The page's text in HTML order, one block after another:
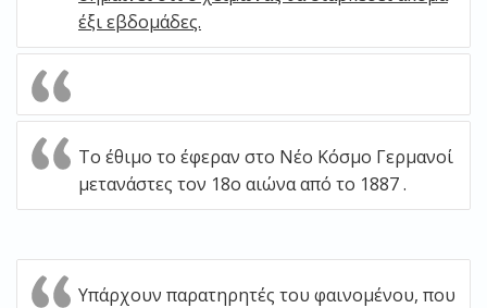
έξι εβδομάδες.
Το έθιμο το έφεραν στο Νέο Κόσμο Γερμανοί
μετανάστες τον 18ο αιώνα από το 1887 .
Υπάρχουν παρατηρητές του φαινομένου, που